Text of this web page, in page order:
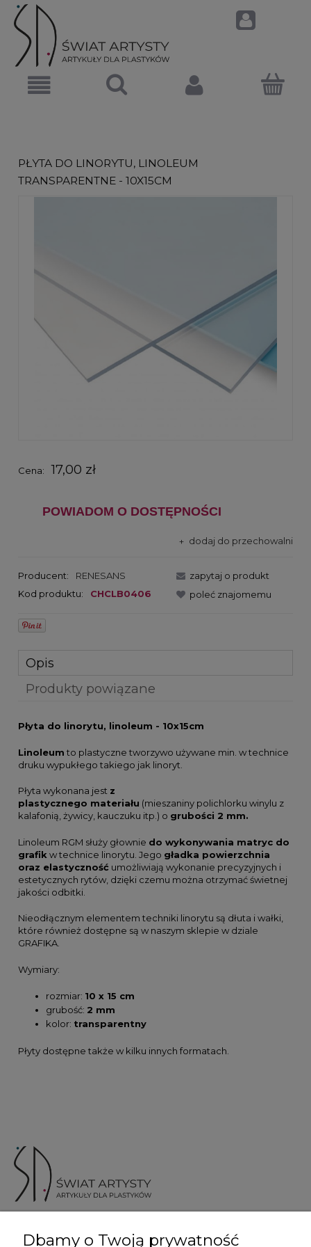
PŁYTA DO LINORYTU, LINOLEUM
TRANSPARENTNE - 10X15CM
Cena: 17,00 zł
POWIADOM O DOSTĘPNOŚCI
dodaj do przechowalni
Producent:
RENESANS
Kod produktu:
CHCLB0406
zapytaj o produkt
poleć znajomemu
Opis
Produkty powiązane
Płyta do linorytu, linoleum - 10x15cm
Linoleum to plastyczne tworzywo używane min. w technice
druku wypukłego takiego jak linoryt.
Płyta wykonana jest z
plastycznego materiału (mieszaniny polichlorku winylu z
kalafonią, żywicy, kauczuku itp.) o grubości 2 mm.
Linoleum RGM służy głownie do wykonywania matryc do
grafik w technice linorytu. Jego gładka powierzchnia
oraz elastyczność umożliwiają wykonanie precyzyjnych i
estetycznych rytów, dzięki czemu można otrzymać świetnej
jakości odbitki.
Nieodłącznym elementem techniki linorytu są dłuta i wałki,
które również dostępne są w naszym sklepie w dziale
GRAFIKA.
Wymiary:
rozmiar: 10 x 15 cm
grubość: 2 mm
kolor: transparentny
Płyty dostępne także w kilku innych formatach.
Dbamy o Twoją prywatność